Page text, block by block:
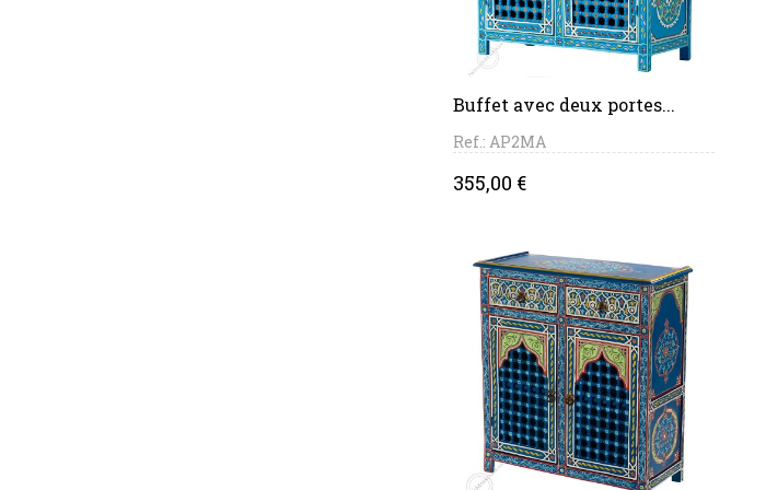
PANIER
Buffet avec deux portes...
Ref.: AP2MA
Price
355,00 €